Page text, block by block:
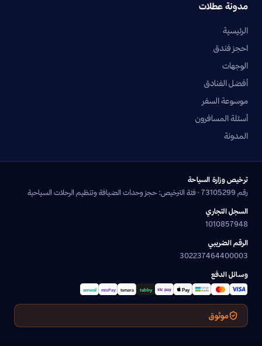
مدونة عطلات
الرئيسية
احجز فندق
الوجهات
أفضل الفنادق
موسوعة السفر
أسئلة المسافرون
المدونة
ترخيص وزارة السياحة
رقم 73105299 · فئة الترخيص: حجز وحدات الضيافة وتنظيم الرحلات السياحية
السجل التجاري
1010857948
الرقم الضريبي
302237464400003
وسائل الدفع
موثوق